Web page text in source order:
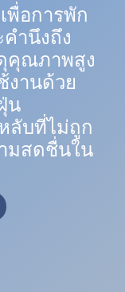
พื่อการพัก
ำนึงถึง
คุณภาพสูง
งานด้วย
น
ลับที่ไม่ถูก
มสดชื่นใน